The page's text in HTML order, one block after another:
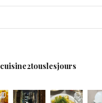
cuisine2touslesjours